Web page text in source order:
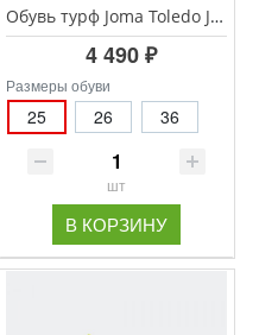
Обувь турф Joma Toledo JR TOJS.2609.TF
4 490 ₽
Размеры обуви
25 26 36
шт
В КОРЗИНУ